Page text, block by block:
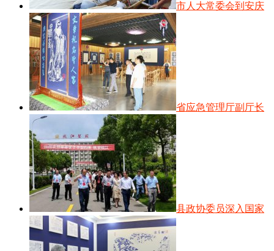
市人大常委会到安庆
省应急管理厅副厅长
县政协委员深入国家